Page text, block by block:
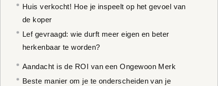
Huis verkocht! Hoe je inspeelt op het gevoel van
de koper
Lef gevraagd: wie durft meer eigen en beter
herkenbaar te worden?
Aandacht is de ROI van een Ongewoon Merk
Beste manier om je te onderscheiden van je